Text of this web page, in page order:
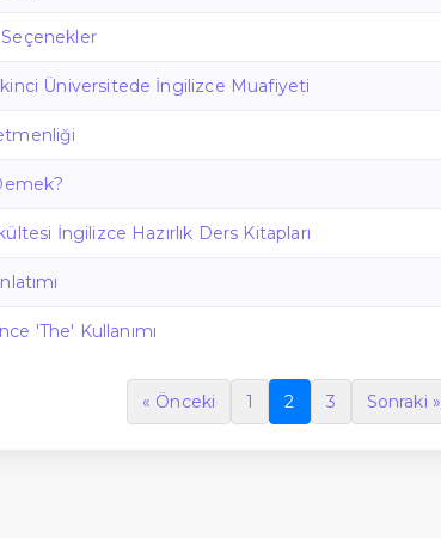
Üniversitede İngilizce Muafiyeti
İngilizce Hazırlık Ders Kitapları
'The' Kullanımı
« Önceki 1 2 3 Sonraki »